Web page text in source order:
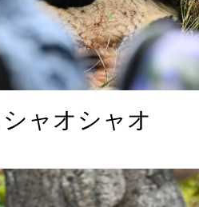
ャオシャオ